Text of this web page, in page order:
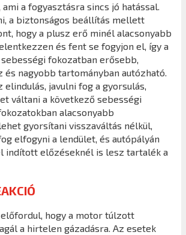
a fogyasztásra sincs jó hatással.
a biztonságos beállítás mellett
hogy a plusz erő minél alacsonyabb
és fent se fogyjon el, így a
fokozatban erősebb,
és nagyobb tartományban autózható.
elindulás, javulni fog a gyorsulás,
váltani a következő sebességi
alacsonyabb
gyorsítani visszaváltás nélkül,
elfogyni a lendület, és autópályán
indított előzéseknél is lesz tartalék a
hogy a motor túlzott
a hirtelen gázadásra. Az esetek